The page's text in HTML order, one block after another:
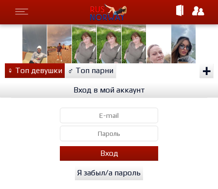
♀ Топ девушки ♂ Топ парни +
Вход в мой аккаунт
Вход
Я забыл/а пароль